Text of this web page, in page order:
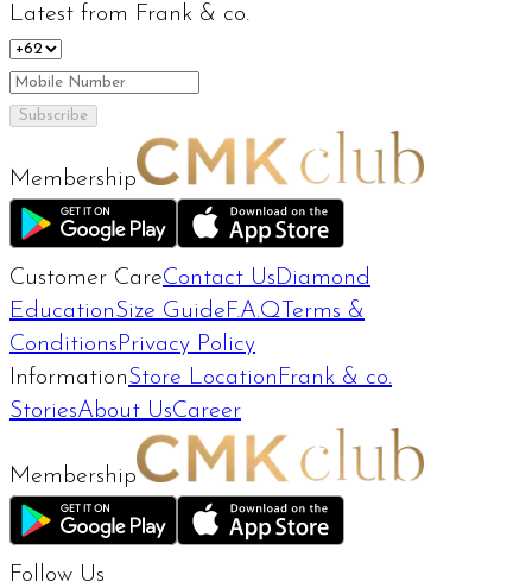
Latest from Frank & co.
Subscribe
Membership
Customer CareContact Us Diamond
EducationSize Guide F.A.Q Terms &
Conditions Privacy Policy
InformationStore Location Frank & co.
StoriesAbout UsCareer
Membership
Follow Us